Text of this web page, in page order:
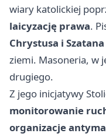
wiary katolickiej
laicyzację prawa.
Chrystusa i Szatana
ziemi. Masoneria, w
drugiego.
Z jego inicjatywy
monitorowanie
organizacje